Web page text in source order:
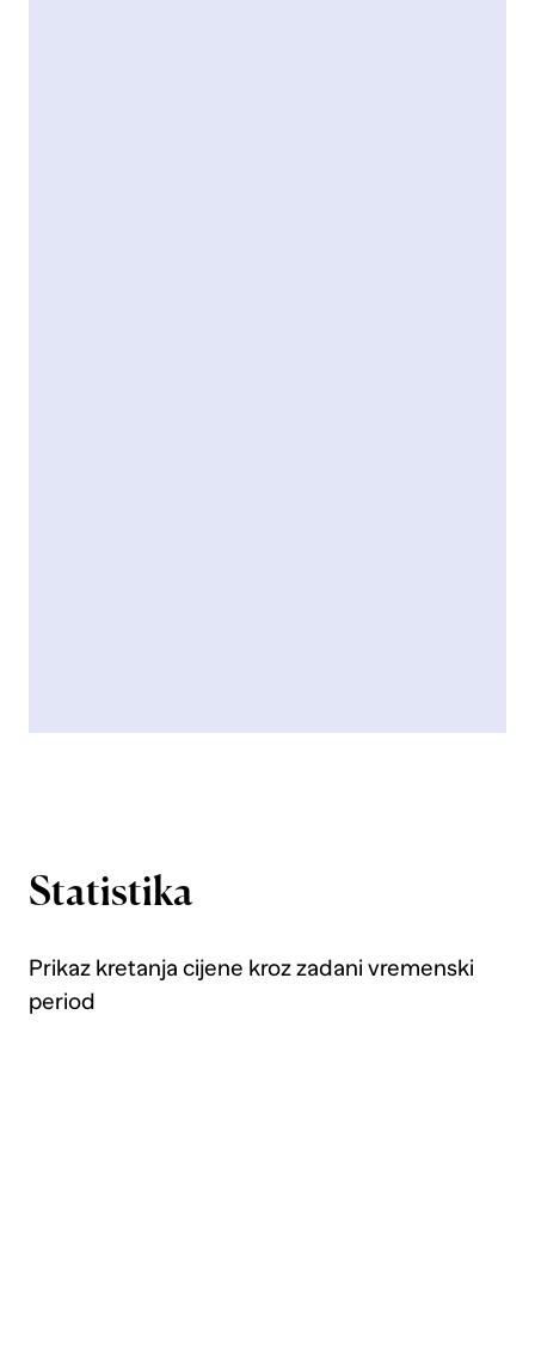
Statistika
Prikaz kretanja cijene kroz zadani vremenski
period